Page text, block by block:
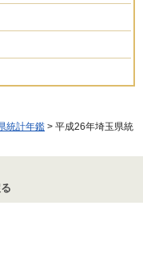
統計年鑑 > 平成26年埼玉県統